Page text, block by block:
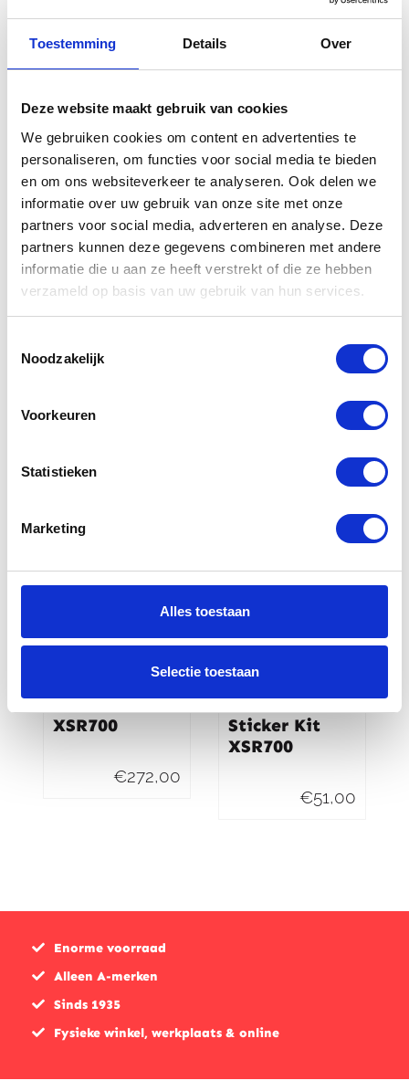
Toestemming Details Over
Deze website maakt gebruik van cookies
We gebruiken cookies om content en advertenties te
personaliseren, om functies voor social media te bieden
en om ons websiteverkeer te analyseren. Ook delen we
informatie over uw gebruik van onze site met onze
partners voor social media, adverteren en analyse. Deze
partners kunnen deze gegevens combineren met andere
informatie die u aan ze heeft verstrekt of die ze hebben
verzameld op basis van uw gebruik van hun services.
Noodzakelijk
Voorkeuren
Statistieken
Marketing
Alles toestaan
Selectie toestaan
producten
Yamaha
268,00
Knucle Guards
XSR700
€272,00
Yamaha
Numbers
Sticker Kit
XSR700
€51,00
Enorme voorraad
Alleen A-merken
Sinds 1935
Fysieke winkel, werkplaats & online